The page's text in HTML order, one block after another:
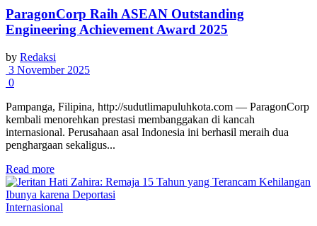
ParagonCorp Raih ASEAN Outstanding
Engineering Achievement Award 2025
by Redaksi
3 November 2025
0
Pampanga, Filipina, http://sudutlimapuluhkota.com — ParagonCorp
kembali menorehkan prestasi membanggakan di kancah
internasional. Perusahaan asal Indonesia ini berhasil meraih dua
penghargaan sekaligus...
Read more
Internasional